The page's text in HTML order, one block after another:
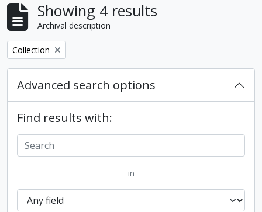
Showing 4 results
Archival description
Remove filter:
Collection
Advanced search options
Find results with:
in